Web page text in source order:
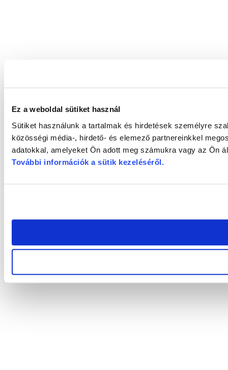
Ez a weboldal sütiket használ
Sütiket használunk a tartalmak és hirdetések személyre
közösségi média-, hirdető- és elemező partnereinkkel
adatokkal, amelyeket Ön adott meg számukra vagy az Ön
További információk a sütik kezeléséről.